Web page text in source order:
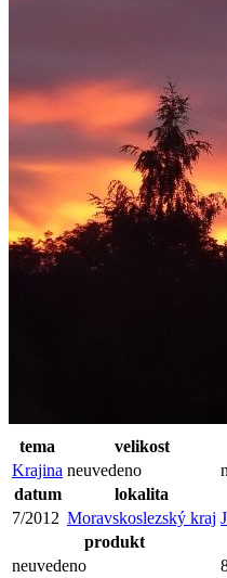
tema velikost
Krajina neuvedeno
datum
lokalita
7/2012 Moravskoslezský kraj
produkt
neuvedeno